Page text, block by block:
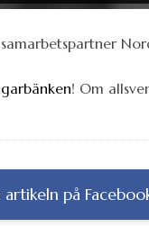
! Om
artikeln på